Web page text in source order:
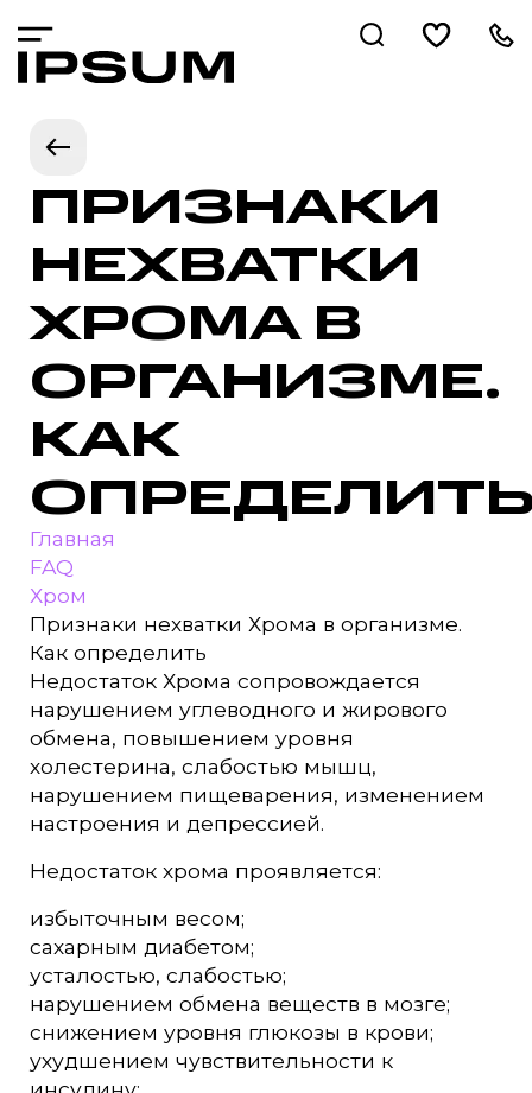
ПРИЗНАКИ
НЕХВАТКИ
ХРОМА В
ОРГАНИЗМЕ.
КАК
Главная
FAQ
Хром
Признаки нехватки Хрома в организме.
Как определить
Недостаток Хрома сопровождается
нарушением углеводного и жирового
обмена, повышением уровня
холестерина, слабостью мышц,
нарушением пищеварения, изменением
настроения и депрессией.
Недостаток хрома проявляется:
избыточным весом;
сахарным диабетом;
усталостью, слабостью;
нарушением обмена веществ в мозге;
снижением уровня глюкозы в крови;
ухудшением чувствительности к